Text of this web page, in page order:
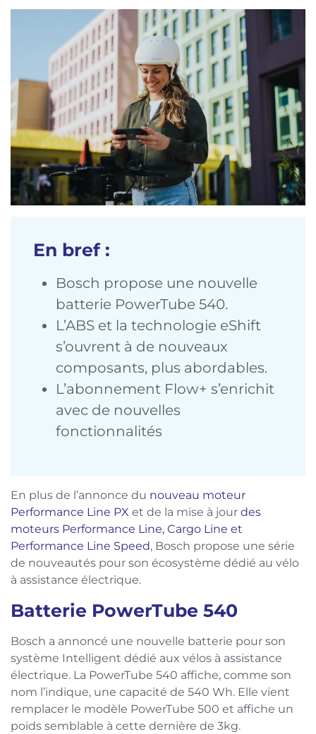
En bref :
Bosch propose une nouvelle
batterie PowerTube 540.
L’ABS et la technologie eShift
s’ouvrent à de nouveaux
composants, plus abordables.
L’abonnement Flow+ s’enrichit
avec de nouvelles
fonctionnalités
En plus de l’annonce du nouveau moteur
Performance Line PX et de la mise à jour des
moteurs Performance Line, Cargo Line et
Performance Line Speed, Bosch propose une série
de nouveautés pour son écosystème dédié au vélo
à assistance électrique.
Batterie PowerTube 540
Bosch a annoncé une nouvelle batterie pour son
système Intelligent dédié aux vélos à assistance
électrique. La PowerTube 540 affiche, comme son
nom l’indique, une capacité de 540 Wh. Elle vient
remplacer le modèle PowerTube 500 et affiche un
poids semblable à cette dernière de 3kg.